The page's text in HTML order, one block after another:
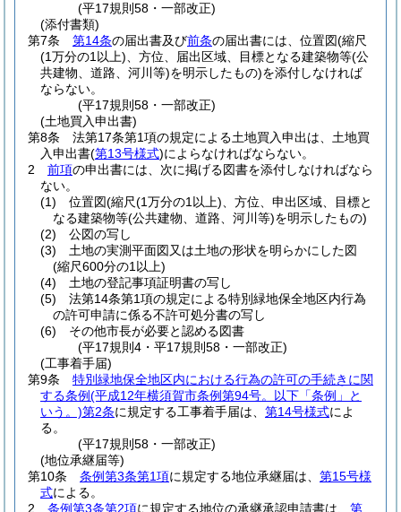
(平17規則58・一部改正)
(添付書類)
第7条
第14条の届出書及び前条の届出書には、位置図(縮尺
(1万分の1以上) 、方位、届出区域、目標となる建築物等(公
共建物、道路、河川等)を明示したもの)を添付しなければ
ならない。
(平17規則58・一部改正)
(土地買入申出書)
第8条
法第17条第1項の規定による土地買入申出は、土地買
入申出書(第13号様式)によらなければならない。
2
前項の申出書には、次に掲げる図書を添付しなければなら
ない。
(1)
位置図(縮尺(1万分の1以上) 、方位、申出区域、目標と
なる建築物等(公共建物、道路、河川等)を明示したもの)
(2)
公図の写し
(3)
土地の実測平面図又は土地の形状を明らかにした図
(縮尺600分の1以上)
(4)
土地の登記事項証明書の写し
(5)
法第14条第1項の規定による特別緑地保全地区内行為
の許可申請に係る不許可処分書の写し
(6)
その他市長が必要と認める図書
(平17規則4・平17規則58・一部改正)
(工事着手届)
第9条
特別緑地保全地区内における行為の許可の手続きに関
する条例(平成12年横須賀市条例第94号。以下「条例」と
いう。)第2条に規定する工事着手届は、 第14号様式によ
る。
(平17規則58・一部改正)
(地位承継届等)
第10条
条例第3条第1項に規定する地位承継届は、 第15号様
式による。
2
条例第3条第2項に規定する地位の承継承認申請書は、 第